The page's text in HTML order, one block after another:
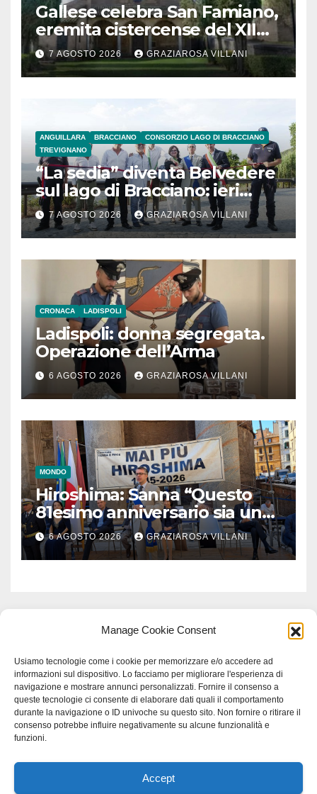
Manage Cookie Consent
Usiamo tecnologie come i cookie per memorizzare e/o accedere ad
informazioni sul dispositivo. Lo facciamo per migliorare l'esperienza di
navigazione e mostrare annunci personalizzati. Fornire il consenso a
queste tecnologie ci consente di elaborare dati quali il comportamento
durante la navigazione o ID univoche su questo sito. Non fornire o ritirare il
consenso potrebbe influire negativamente su alcune funzionalità e
funzioni.
Accept
Gallese celebra San Famiano,
eremita cistercense del XII
secolo
7 AGOSTO 2026 GRAZIAROSA VILLANI
ANGUILLARA BRACCIANO
CONSORZIO LAGO DI BRACCIANO
TREVIGNANO
“La sedia” diventa Belvedere
sul lago di Bracciano: ieri
l’inaugurazione
7 AGOSTO 2026 GRAZIAROSA VILLANI
CRONACA LADISPOLI
Ladispoli: donna segregata.
Operazione dell’Arma
6 AGOSTO 2026 GRAZIAROSA VILLANI
MONDO
Hiroshima: Sanna “Questo
81esimo anniversario sia un
monito per tutti”
6 AGOSTO 2026 GRAZIAROSA VILLANI
Proudly powered by WordPress|Tema: Newspaperex di